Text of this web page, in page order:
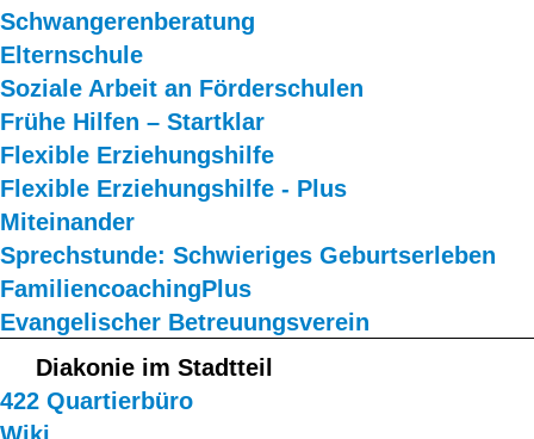
Schwangerenberatung
Elternschule
Soziale Arbeit an Förderschulen
Frühe Hilfen – Startklar
Flexible Erziehungshilfe
Flexible Erziehungshilfe - Plus
Miteinander
Sprechstunde: Schwieriges Geburtserleben
FamiliencoachingPlus
Evangelischer Betreuungsverein
Diakonie im Stadtteil
422 Quartierbüro